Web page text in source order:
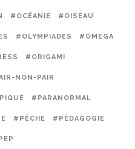
#OCÉANIE #OISEAU
#OLYMPIADES #OMEGA
#ORIGAMI
NON-PAIR
#PARANORMAL
#PÊCHE #PÉDAGOGIE